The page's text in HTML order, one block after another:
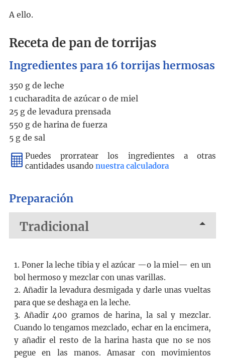
A ello.
Receta de pan de torrijas
Ingredientes para16 torrijas hermosas
350 gde leche
1 cucharaditade azúcaro de miel
25 gde levadura prensada
550 gde harina de fuerza
5 gde sal
Puedes prorratear los ingredientes a otras
cantidades usando nuestra calculadora
Preparación
Tradicional
1. Poner la leche tibia y el azúcar —o la miel— en un
bol hermoso y mezclar con unas varillas.
2. Añadir la levadura desmigada y darle unas vueltas
para que se deshaga en la leche.
3. Añadir 400 gramos de harina, la sal y mezclar.
Cuando lo tengamos mezclado, echar en la encimera,
y añadir el resto de la harina hasta que no se nos
pegue en las manos. Amasar con movimientos